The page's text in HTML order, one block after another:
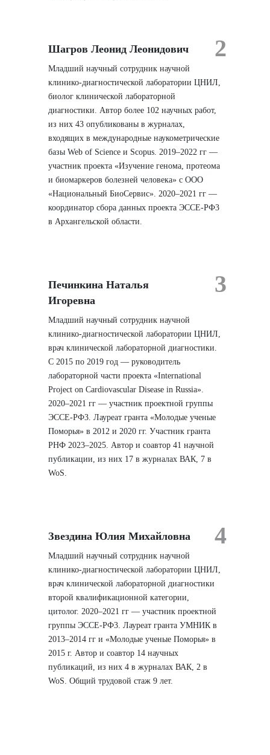
2
Шагров Леонид Леонидович
Младший научный сотрудник научной
клинико-диагностической лаборатории ЦНИЛ,
биолог клинической лабораторной
диагностики. Автор более 102 научных работ,
из них 43 опубликованы в журналах,
входящих в международные наукометрические
базы Web of Science и Scopus. 2019–2022 гг —
участник проекта «Изучение генома, протеома
и биомаркеров болезней человека» с ООО
«Национальный БиоСервис». 2020–2021 гг —
координатор сбора данных проекта ЭССЕ-РФ3
в Архангельской области.
3
Печинкина Наталья
Игоревна
Младший научный сотрудник научной
клинико-диагностической лаборатории ЦНИЛ,
врач клинической лабораторной диагностики.
С 2015 по 2019 год — руководитель
лабораторной части проекта «International
Project on Cardiovascular Disease in Russia».
2020–2021 гг — участник проектной группы
ЭССЕ-РФ3. Лауреат гранта «Молодые ученые
Поморья» в 2012 и 2020 гг. Участник гранта
РНФ 2023–2025. Автор и соавтор 41 научной
публикации, из них 17 в журналах ВАК, 7 в
WoS.
4
Звездина Юлия Михайловна
Младший научный сотрудник научной
клинико-диагностической лаборатории ЦНИЛ,
врач клинической лабораторной диагностики
второй квалификационной категории,
цитолог. 2020–2021 гг — участник проектной
группы ЭССЕ-РФ3. Лауреат гранта УМНИК в
2013–2014 гг и «Молодые ученые Поморья» в
2015 г. Автор и соавтор 14 научных
публикаций, из них 4 в журналах ВАК, 2 в
WoS. Общий трудовой стаж 9 лет.